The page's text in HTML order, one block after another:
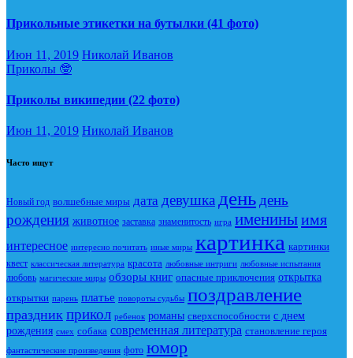
Прикольные этикетки на бутылки (41 фото)
Июн 11, 2019 Николай Иванов
Приколы 🤓
Приколы википедии (22 фото)
Июн 11, 2019 Николай Иванов
Часто ищут
Новый год волшебные миры дата девушка день день
рождения животное заставка знаменитость игра имениныимя
интересное интересно почитать иные миры картинка картинки
квест классическая литература красота любовные интриги любовные испытания
любовь магические миры обзоры книг опасные приключения открытка
открытки парень платье повороты судьбы поздравление
праздник прикол ребенок романы сверхспособности с днем
рождения смех собака современная литература становление героя
фантастические произведения фото юмор